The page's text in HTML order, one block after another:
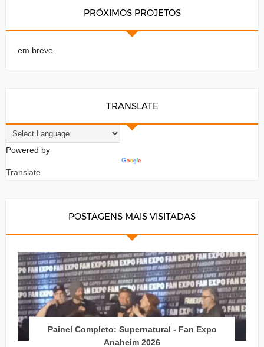
PRÓXIMOS PROJETOS
em breve
TRANSLATE
Powered by
Translate
POSTAGENS MAIS VISITADAS
Painel Completo: Supernatural - Fan Expo
Anaheim 2026